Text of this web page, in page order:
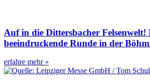
Auf in die Dittersbacher Felsenwelt!
beeindruckende Runde in der
erfahre mehr »